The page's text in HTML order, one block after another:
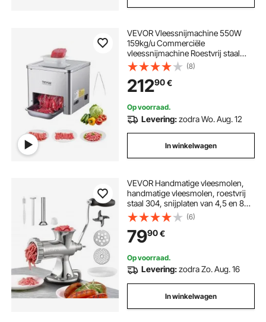
VEVOR Vleessnijmachine 550W
159kg/u Commerciële
vleessnijmachine Roestvrij staal
(3,5 mm dik), Elektrische
voedselsnijmachine voor
restaurants en supermarkten
(8)
21290€
Op voorraad.
Levering:zodra Wo. Aug. 12
In winkelwagen
VEVOR Handmatige vleesmolen,
handmatige vleesmolen, roestvrij
staal 304, snijplaten van 4,5 en 8
mm, handmatige vleesverwerker
met worstbuis, geschikt voor het
malen van vlees en groenten en het
vullen van worsten, zilver
(6)
7990€
Op voorraad.
Levering:zodra Zo. Aug. 16
In winkelwagen